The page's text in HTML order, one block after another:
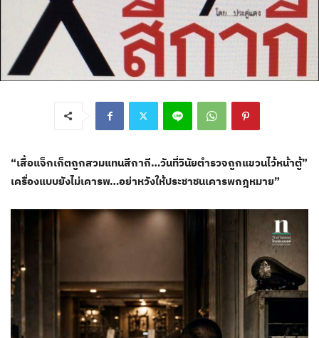
“เสื้อแจ็กเก็ตถูกสวมแทนสีกากี…วันที่วินัยตำรวจถูกแขวนไว้หน้าตู้”
เครื่องแบบยังไม่เคารพ…อย่าหวังให้ประชาชนเคารพกฎหมาย”